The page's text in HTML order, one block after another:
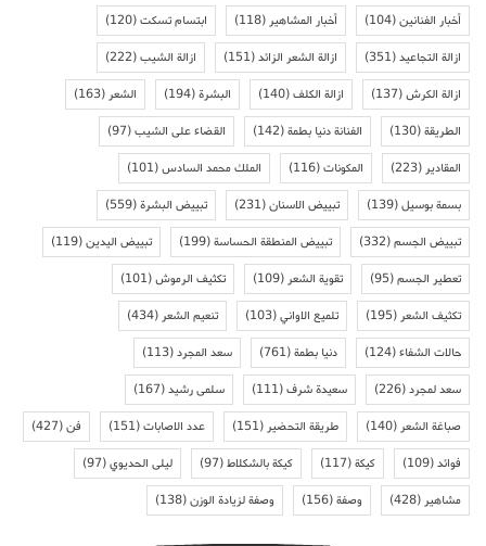
أخبار الفنانين(104) أخبار المشاهير(118) ابتسام تسكت(120)
ازالة التجاعيد(351) ازالة الشعر الزائد(151) ازالة الشيب(222)
ازالة الكرش(137) ازالة الكلف(140) البشرة(194) الشعر(163)
الطريقة(130) الفنانة دنيا بطمة(142) القضاء على الشيب(97)
المقادير(223) المكونات(116) الملك محمد السادس(101)
بسمة بوسيل(139) تبييض الاسنان(231) تبييض البشرة(559)
تبييض الجسم(332) تبييض المنطقة الحساسة(199) تبييض اليدين(119)
تعطير الجسم(95) تقوية الشعر(109) تكثيف الرموش(101)
تكثيف الشعر(195) تلميع الاواني(103) تنعيم الشعر(434)
حالات الشفاء(124) دنيا بطمة(761) سعد المجرد(113)
سعد لمجرد(226) سعيدة شرف(111) سلمى رشيد(167)
صباغة الشعر(140) طريقة التحضير(151) عدد الاصابات(151) فن(427)
فوائد(109) كيكة(117) كيكة بالشكلاط(97) ليلى الحديوي(97)
مشاهير(428) وصفة(156) وصفة لزيادة الوزن(138)